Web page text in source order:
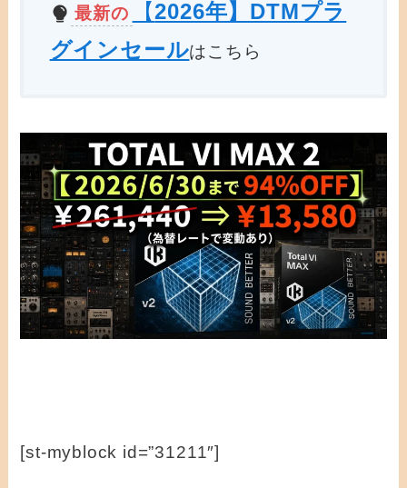
最新の
【2026年】DTMプラ
グインセールはこちら
[st-myblock id=”31211″]